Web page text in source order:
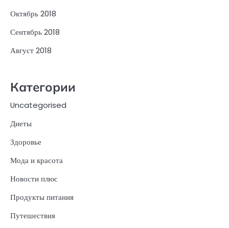
Октябрь 2018
Сентябрь 2018
Август 2018
Категории
Uncategorised
Диеты
Здоровье
Мода и красота
Новости плюс
Продукты питания
Путешествия